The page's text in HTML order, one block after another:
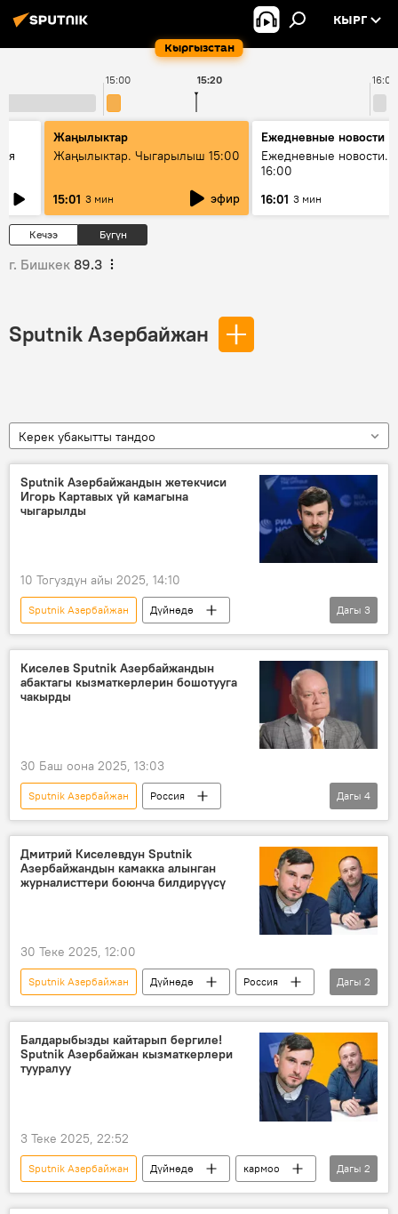
Кыргызстан
КЫРГ
15:00 16:00
15:20
Жаңылыктар
Жаңылыктар. Чыгарылыш 15:00
15:01 3 мин эфир
Ежедневные новости
Ежедневные новости.
16:00
16:01 3 мин
Кечээ Бүгүн
г. Бишкек 89.3
Sputnik Азербайжан
Керек убакытты тандоо
Sputnik Азербайжандын жетекчиси
Игорь Картавых үй камагына
чыгарылды
10 Тогуздун айы 2025, 14:10
Sputnik Азербайжан
Дүйнөдө
үй камагы
бийлик
Россия
Азербайжан
Дагы 3
Киселев Sputnik Азербайжандын
абактагы кызматкерлерин бошотууга
чакырды
30 Баш оона 2025, 13:03
Sputnik Азербайжан
Россия
Дмитрий Киселев
журналисттер
"Россия Сегодня" ЭМА
Азербайжан
Дагы 4
Дмитрий Киселевдун Sputnik
Азербайжандын камакка алынган
журналисттери боюнча билдирүүсү
30 Теке 2025, 12:00
Sputnik Азербайжан Дүйнөдө
Россия
Азербайжан
Дмитрий Киселев
Дагы 2
Балдарыбызды кайтарып бергиле!
Sputnik Азербайжан кызматкерлери
тууралуу
3 Теке 2025, 22:52
Sputnik Азербайжан Дүйнөдө
кармоо
кызматкер
полиция
Дагы 2